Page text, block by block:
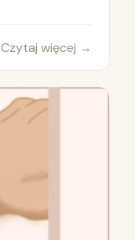
Czytaj więcej →